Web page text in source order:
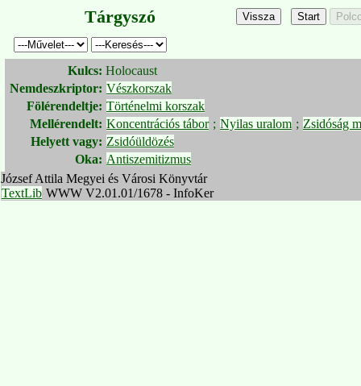
Tárgyszó
Kulcs: Holocaust
Nemdeszkriptor: Vészkorszak
Fölérendeltje: Történelmi korszak
Mellérendelt: Koncentrációs tábor ; Nyilas uralom ; Zsidóság
Helyett vagy: Zsidóüldözés
Oka: Antiszemitizmus
József Attila Megyei és Városi Könyvtár
TextLib WWW V2.01.01/1678 - InfoKer